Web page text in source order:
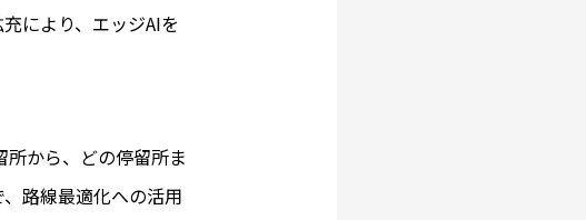
により、エッジAIを
所から、どの停留所ま
路線最適化への活用